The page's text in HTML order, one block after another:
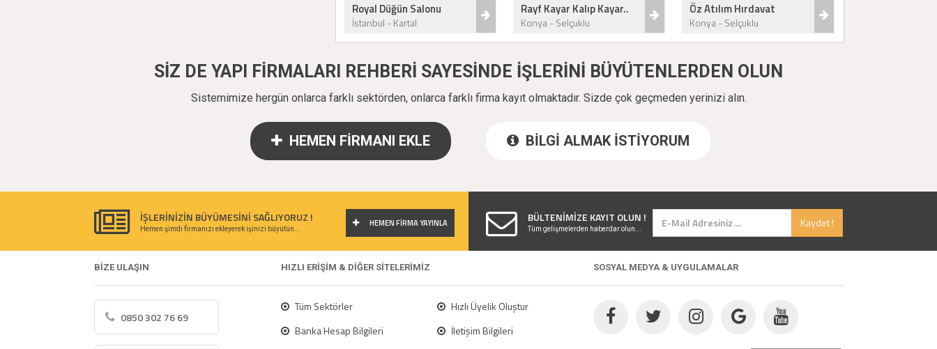
Royal Düğün Salonu
İstanbul - Kartal
Rayf Kayar Kalıp Kayar..
Konya - Selçuklu
Öz Atılım Hırdavat
Konya - Selçuklu
SİZ DE YAPI FİRMALARI REHBERİ SAYESİNDE İŞLERİNİ BÜYÜTENLERDEN OLUN
Sistemimize hergün onlarca farklı sektörden, onlarca farklı firma kayıt olmaktadır. Sizde çok geçmeden yerinizi alın.
HEMEN FİRMANI EKLE BİLGİ ALMAK İSTİYORUM
İŞLERİNİZİN BÜYÜMESİNİ SAĞLIYORUZ ! HEMEN FİRMA YAYINLA
Hemen şimdi firmanızı ekleyerek işinizi büyütün...
BÜLTENİMİZE KAYIT OLUN ! Kaydet !
Tüm gelişmelerden haberdar olun...
BİZE ULAŞIN HIZLI ERİŞİM & DİĞER SİTELERİMİZ SOSYAL MEDYA & UYGULAMALAR
0850 302 76 69
Tüm Sektörler
Hızlı Üyelik Oluştur
Banka Hesap Bilgileri
İletişim Bilgileri